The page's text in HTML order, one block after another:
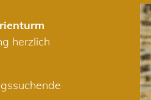
herzlich